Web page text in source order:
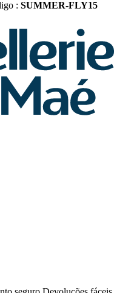
: SUMMER-FLY15